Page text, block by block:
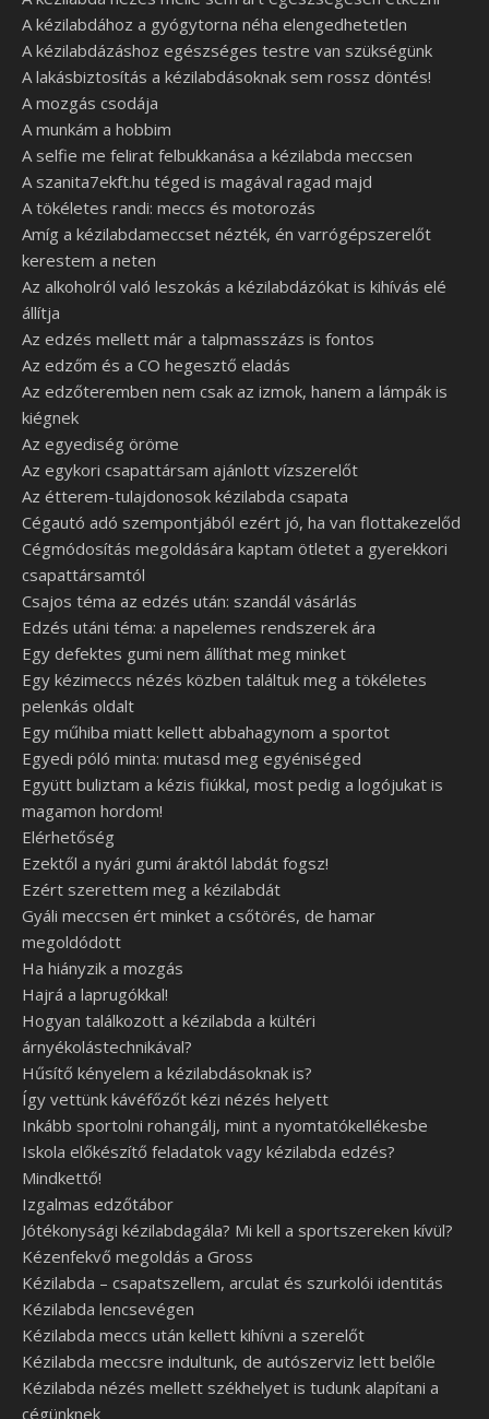
A kézilabdához a gyógytorna néha elengedhetetlen
A kézilabdázáshoz egészséges testre van szükségünk
A lakásbiztosítás a kézilabdásoknak sem rossz döntés!
A mozgás csodája
A munkám a hobbim
A selfie me felirat felbukkanása a kézilabda meccsen
A szanita7ekft.hu téged is magával ragad majd
A tökéletes randi: meccs és motorozás
Amíg a kézilabdameccset nézték, én varrógépszerelőt
kerestem a neten
Az alkoholról való leszokás a kézilabdázókat is kihívás elé
állítja
Az edzés mellett már a talpmasszázs is fontos
Az edzőm és a CO hegesztő eladás
Az edzőteremben nem csak az izmok, hanem a lámpák is
kiégnek
Az egyediség öröme
Az egykori csapattársam ajánlott vízszerelőt
Az étterem-tulajdonosok kézilabda csapata
Cégautó adó szempontjából ezért jó, ha van flottakezelőd
Cégmódosítás megoldására kaptam ötletet a gyerekkori
csapattársamtól
Csajos téma az edzés után: szandál vásárlás
Edzés utáni téma: a napelemes rendszerek ára
Egy defektes gumi nem állíthat meg minket
Egy kézimeccs nézés közben találtuk meg a tökéletes
pelenkás oldalt
Egy műhiba miatt kellett abbahagynom a sportot
Egyedi póló minta: mutasd meg egyéniséged
Együtt buliztam a kézis fiúkkal, most pedig a logójukat is
magamon hordom!
Elérhetőség
Ezektől a nyári gumi áraktól labdát fogsz!
Ezért szerettem meg a kézilabdát
Gyáli meccsen ért minket a csőtörés, de hamar
megoldódott
Ha hiányzik a mozgás
Hajrá a laprugókkal!
Hogyan találkozott a kézilabda a kültéri
árnyékolástechnikával?
Hűsítő kényelem a kézilabdásoknak is?
Így vettünk kávéfőzőt kézi nézés helyett
Inkább sportolni rohangálj, mint a nyomtatókellékesbe
Iskola előkészítő feladatok vagy kézilabda edzés?
Mindkettő!
Izgalmas edzőtábor
Jótékonysági kézilabdagála? Mi kell a sportszereken kívül?
Kézenfekvő megoldás a Gross
Kézilabda – csapatszellem, arculat és szurkolói identitás
Kézilabda lencsevégen
Kézilabda meccs után kellett kihívni a szerelőt
Kézilabda meccsre indultunk, de autószerviz lett belőle
Kézilabda nézés mellett székhelyet is tudunk alapítani a
cégünknek